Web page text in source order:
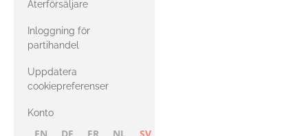
med Heavy
Merino
Återförsäljare
Inloggning för
partihandel
Uppdatera
cookiepreferenser
Konto